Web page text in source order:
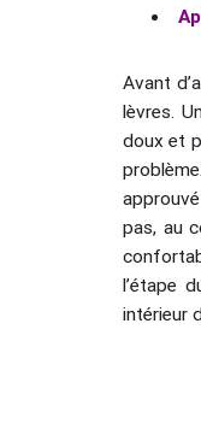
Avant
lèvres.
doux et
pas, au
l’étape
intérieur